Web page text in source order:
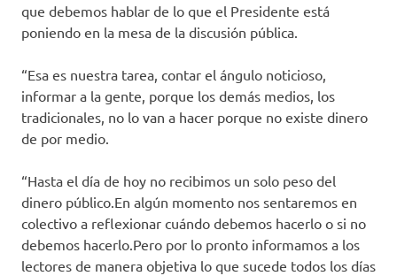
que debemos hablar de lo que el Presidente está
poniendo en la mesa de la discusión pública.
“Esa es nuestra tarea, contar el ángulo noticioso,
informar a la gente, porque los demás medios, los
tradicionales, no lo van a hacer porque no existe dinero
de por medio.
“Hasta el día de hoy no recibimos un solo peso del
dinero público.En algún momento nos sentaremos en
colectivo a reflexionar cuándo debemos hacerlo o si no
debemos hacerlo.Pero por lo pronto informamos a los
lectores de manera objetiva lo que sucede todos los días